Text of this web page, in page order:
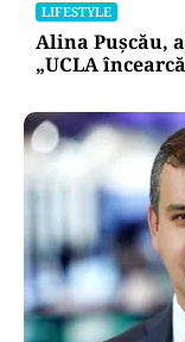
LIFESTYLE
Alina Pușcău,
„UCLA